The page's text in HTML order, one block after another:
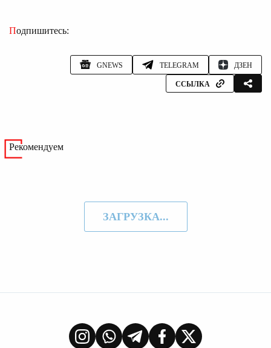
Подпишитесь:
GNEWS TELEGRAM ДЗЕН
ССЫЛКА
Рекомендуем
ЗАГРУЗКА...